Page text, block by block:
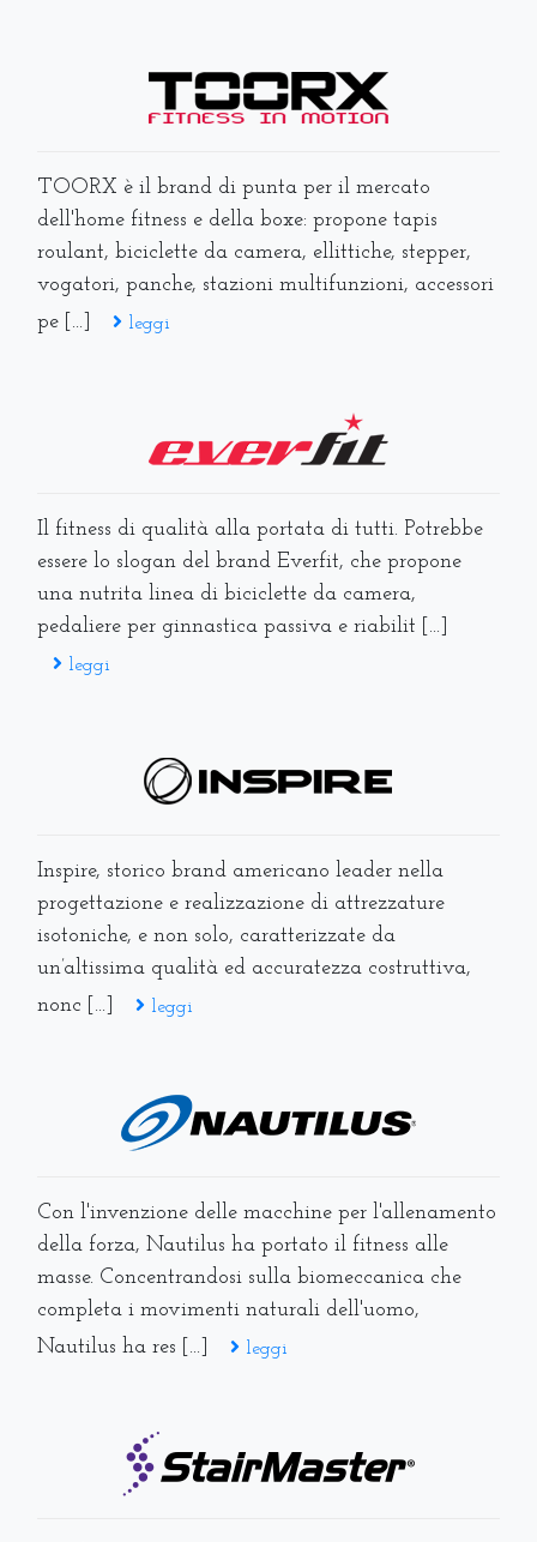
TOORX è il brand di punta per il mercato
dell'home fitness e della boxe: propone tapis
roulant, biciclette da camera, ellittiche, stepper,
vogatori, panche, stazioni multifunzioni, accessori
pe [...]
leggi
Il fitness di qualità alla portata di tutti. Potrebbe
essere lo slogan del brand Everfit, che propone
una nutrita linea di biciclette da camera,
pedaliere per ginnastica passiva e riabilit [...]
leggi
Inspire, storico brand americano leader nella
progettazione e realizzazione di attrezzature
isotoniche, e non solo, caratterizzate da
un’altissima qualità ed accuratezza costruttiva,
nonc [...]
leggi
Con l'invenzione delle macchine per l'allenamento
della forza, Nautilus ha portato il fitness alle
masse. Concentrandosi sulla biomeccanica che
completa i movimenti naturali dell'uomo,
Nautilus ha res [...]
leggi